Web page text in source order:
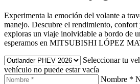
Experimenta la emoción del volante a
manejo. Descubre el rendimiento,
exploras un viaje inolvidable a bordo de
esperamos en MITSUBISHI LÓPEZ
Seleccionar tu
vehículo no puede estar vacía
Nombre *